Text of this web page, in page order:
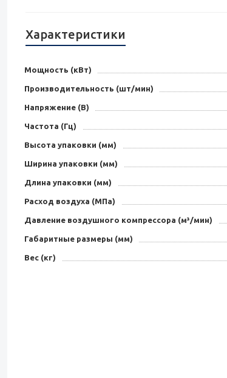
Характеристики
Мощность (кВт)
Производительность (шт/мин)
Напряжение (В)
Частота (Гц)
Высота упаковки (мм)
Ширина упаковки (мм)
Длина упаковки (мм)
Расход воздуха (MПa)
Давление воздушного компрессора (м³/мин)
Габаритные размеры (мм)
Вес (кг)